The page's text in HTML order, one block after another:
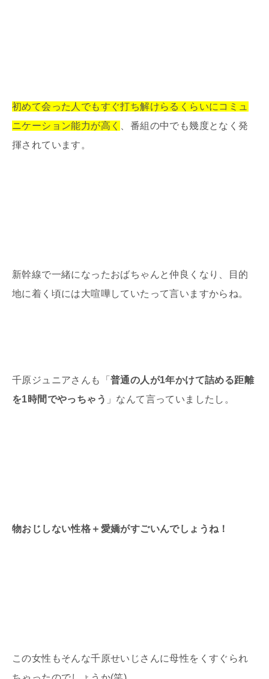
初めて会った人でもすぐ打ち解けらるくらいにコミュ
ニケーション能力が高く
、番組の中でも幾度となく発
揮されています。
新幹線で一緒になったおばちゃんと仲良くなり、目的
地に着く頃には大喧嘩していたって言いますからね。
千原ジュニアさんも「 普通の人が1年かけて詰める距離
を1時間でやっちゃう 」なんて言っていましたし。
物おじしない性格＋愛嬌がすごいんでしょうね！
この女性もそんな千原せいじさんに母性をくすぐられ